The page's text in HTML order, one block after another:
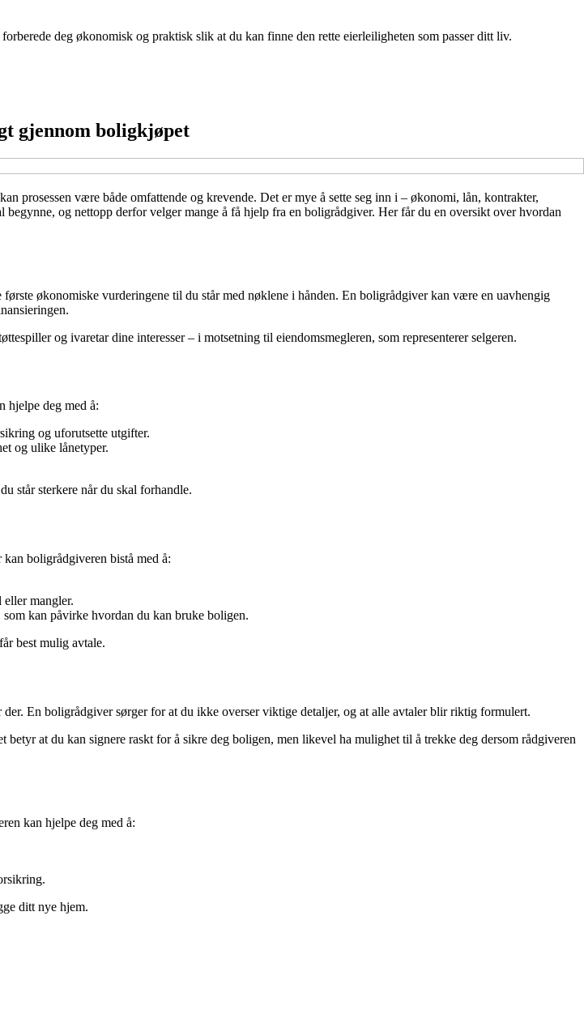
deg økonomisk og praktisk slik at du kan finne den rette eierleiligheten som passer ditt liv.
gjennom boligkjøpet
prosessen være både omfattende og krevende. Det er mye å sette seg inn i – økonomi, lån, kontrakter,
og nettopp derfor velger mange å få hjelp fra en boligrådgiver. Her får du en oversikt over hvordan
økonomiske vurderingene til du står med nøklene i hånden. En boligrådgiver kan være en uavhengig
og ivaretar dine interesser – i motsetning til eiendomsmegleren, som representerer selgeren.
hjelpe deg med å:
og uforutsette utgifter.
og ulike lånetyper.
står sterkere når du skal forhandle.
boligrådgiveren bistå med å:
mangler.
kan påvirke hvordan du kan bruke boligen.
best mulig avtale.
En boligrådgiver sørger for at du ikke overser viktige detaljer, og at alle avtaler blir riktig formulert.
betyr at du kan signere raskt for å sikre deg boligen, men likevel ha mulighet til å trekke deg dersom rådgiveren
kan hjelpe deg med å:
ditt nye hjem.